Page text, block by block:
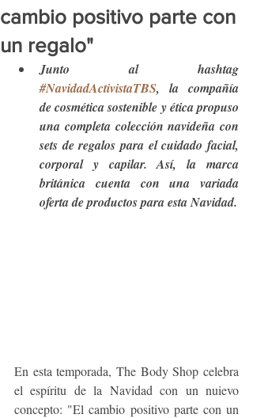
cambio positivo parte con
un regalo"
#NavidadActivistaTBS, la compañía
de cosmética sostenible y ética propuso
una completa colección navideña con
sets de regalos para el cuidado facial,
corporal y capilar. Así, la marca
británica cuenta con una variada
oferta de productos para esta Navidad.
En esta temporada, The Body Shop celebra
el espíritu de la Navidad con un nuievo
concepto: "El cambio positivo parte con un